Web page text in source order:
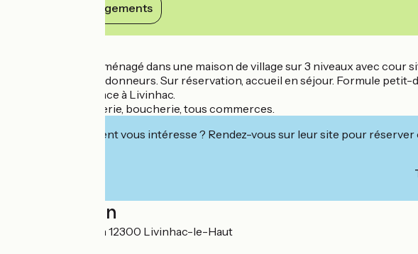
Voir ses engagements
Gîte de groupes aménagé dans une maison de village sur 3 niveaux avec
de groupes de randonneurs. Sur réservation, accueil en séjour. Formule
Restaurant sur place à Livinhac.
Epicerie, boulangerie, boucherie, tous commerces.
Cet établissement vous intéresse ? Rendez-vous sur leur site pour réserver
Localisation
85 place du 14 Juin 12300 Livinhac-le-Haut